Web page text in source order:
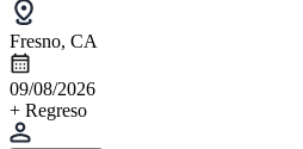
Fresno, CA
09/08/2026
+ Regreso